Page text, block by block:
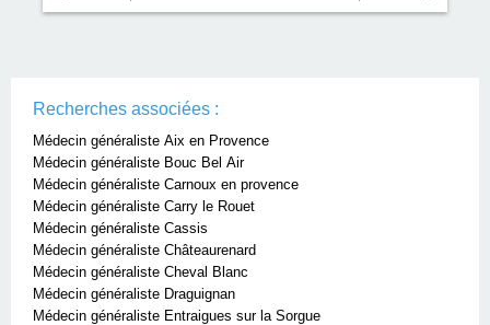
Recherches associées :
Médecin généraliste Aix en Provence
Médecin généraliste Bouc Bel Air
Médecin généraliste Carnoux en provence
Médecin généraliste Carry le Rouet
Médecin généraliste Cassis
Médecin généraliste Châteaurenard
Médecin généraliste Cheval Blanc
Médecin généraliste Draguignan
Médecin généraliste Entraigues sur la Sorgue